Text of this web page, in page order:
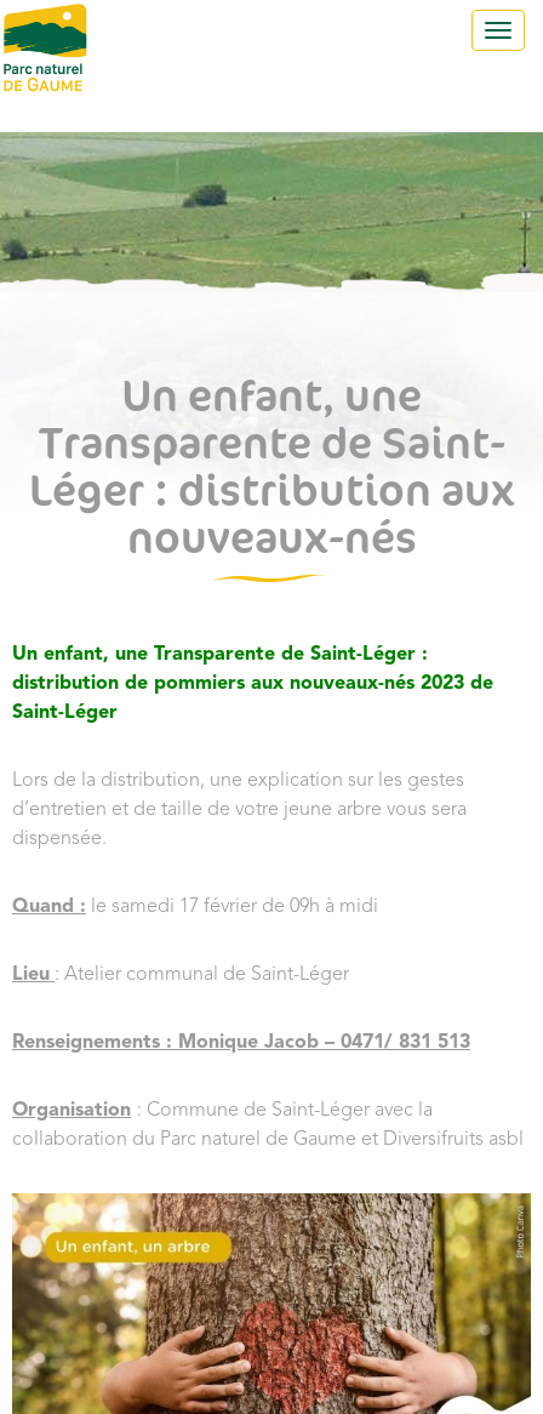
Un enfant, une
Transparente de Saint-
Léger : distribution aux
nouveaux-nés
Un enfant, une Transparente de Saint-Léger :
distribution de pommiers aux nouveaux-nés 2023 de
Saint-Léger
Lors de la distribution, une explication sur les gestes
d’entretien et de taille de votre jeune arbre vous sera
dispensée.
Quand : le samedi 17 février de 09h à midi
Lieu : Atelier communal de Saint-Léger
Renseignements : Monique Jacob – 0471/ 831 513
Organisation : Commune de Saint-Léger avec la
collaboration du Parc naturel de Gaume et Diversifruits asbl